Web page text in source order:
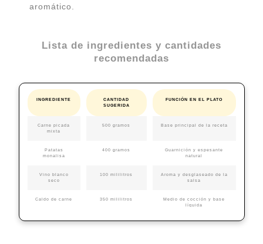
aromático.
Lista de ingredientes y cantidades
recomendadas
INGREDIENTE
CANTIDAD
SUGERIDA
FUNCIÓN EN EL PLATO
Carne picada
mixta
500 gramos Base principal de la receta
Patatas
monalisa
400 gramos
Guarnición y espesante
natural
Vino blanco
seco
100 mililitros
Aroma y desglaseado de la
salsa
Caldo de carne 350 mililitros
Medio de cocción y base
líquida